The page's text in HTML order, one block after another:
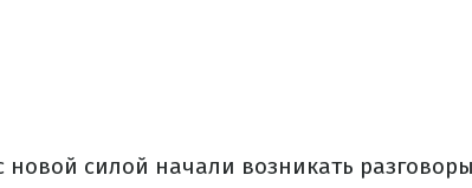
новой силой начали возникать